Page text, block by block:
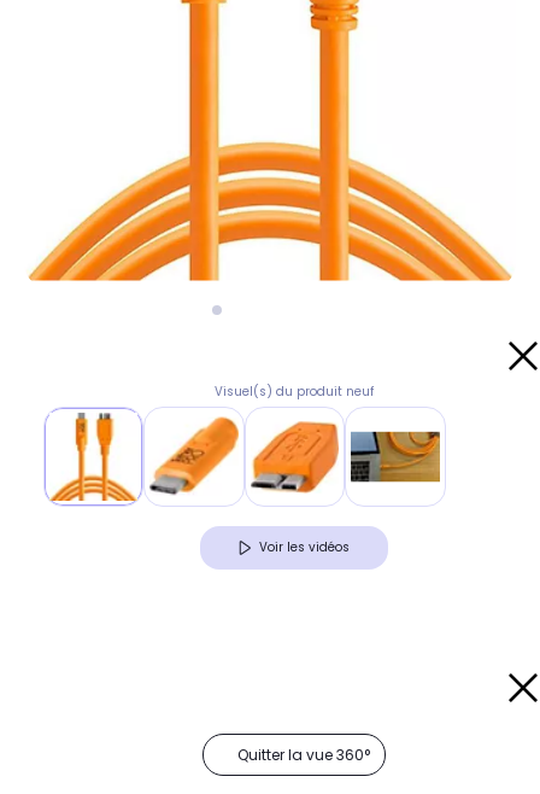
Visuel(s) du produit neuf
Voir les vidéos
Quitter la vue 360°